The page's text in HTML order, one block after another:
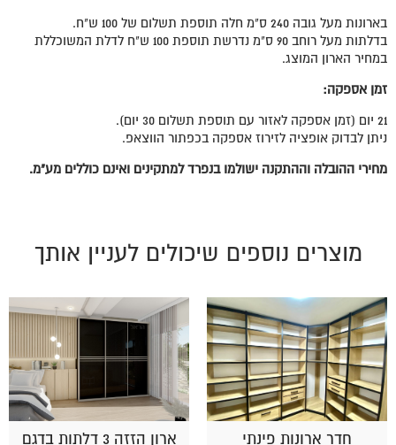
בארונות מעל גובה 240 ס"מ חלה תוספת תשלום של 100 ש"ח.
בדלתות מעל רוחב 90 ס"מ נדרשת תוספת 100 ש"ח לדלת המשוכללת
במחיר הארון המוצג.
זמן אספקה:
21 יום (זמן אספקה לאזור עם תוספת תשלום 30 יום).
ניתן לבדוק אופציה לזירוז אספקה בכפתור הווצאפ.
מחירי ההובלה וההתקנה ישולמו בנפרד למתקינים ואינם כוללים מע"מ.
מוצרים נוספים שיכולים לעניין אותך
חדר ארונות פינתי ארון הזזה 3 דלתות בדגם